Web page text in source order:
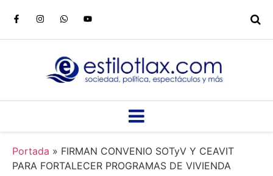
Portada » FIRMAN CONVENIO SOTyV Y CEAVIT
PARA FORTALECER PROGRAMAS DE VIVIENDA